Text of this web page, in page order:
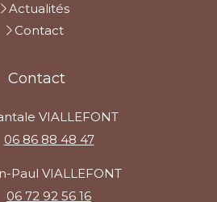
Actualités
Contact
Contact
VIALLEFONT
06 86 88 48 47
Paul VIALLEFONT
06 72 92 56 16